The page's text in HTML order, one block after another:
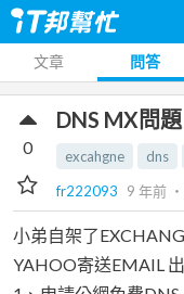
文章 問答
DNS MX問題
excahgne dns
fr222093
9 年前 ‧
0
小弟自架了
YAHOO寄送EMAIL